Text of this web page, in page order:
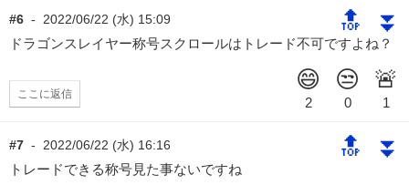
#6 - 2022/06/22 (水) 15:09 🔝 ⏬
ドラゴンスレイヤー称号スクロールはトレード不可ですよね？
ここに返信
#7 - 2022/06/22 (水) 16:16 🔝 ⏬
トレードできる称号見た事ないですね